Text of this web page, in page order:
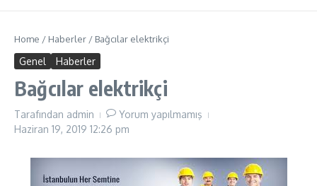
Home / Haberler / Bağcılar elektrikçi
Genel Haberler
Bağcılar elektrikçi
Tarafından admin
Yorum yapılmamış
Haziran 19, 2019 12:26 pm